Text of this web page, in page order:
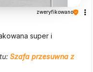
zweryfikowano
super i
Szafa przesuwna z